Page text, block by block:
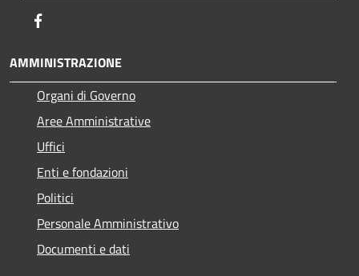
AMMINISTRAZIONE
Organi di Governo
Aree Amministrative
Uffici
Enti e fondazioni
Politici
Personale Amministrativo
Documenti e dati